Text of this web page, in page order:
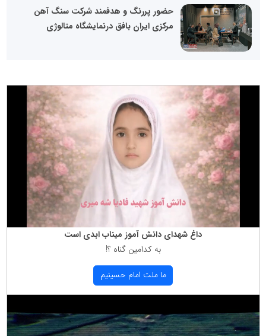
حضور پررنگ و هدفمند شرکت سنگ آهن
مرکزی ایران بافق درنمایشگاه متالوژی
داغ شهدای دانش آموز میناب ابدی است
به كدامین گناه ؟!
ما ملت امام حسینیم